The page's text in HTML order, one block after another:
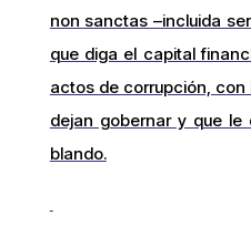
non sanctas –incluida
que diga el capital
actos de corrupción, con
dejan gobernar y que le
blando.